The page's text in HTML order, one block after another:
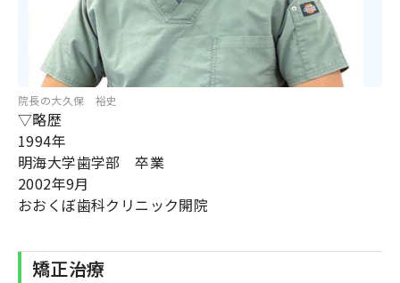
院長の大久保 裕史
▽略歴
1994年
明海大学歯学部 卒業
2002年9月
おおくぼ歯科クリニック開院
矯正治療